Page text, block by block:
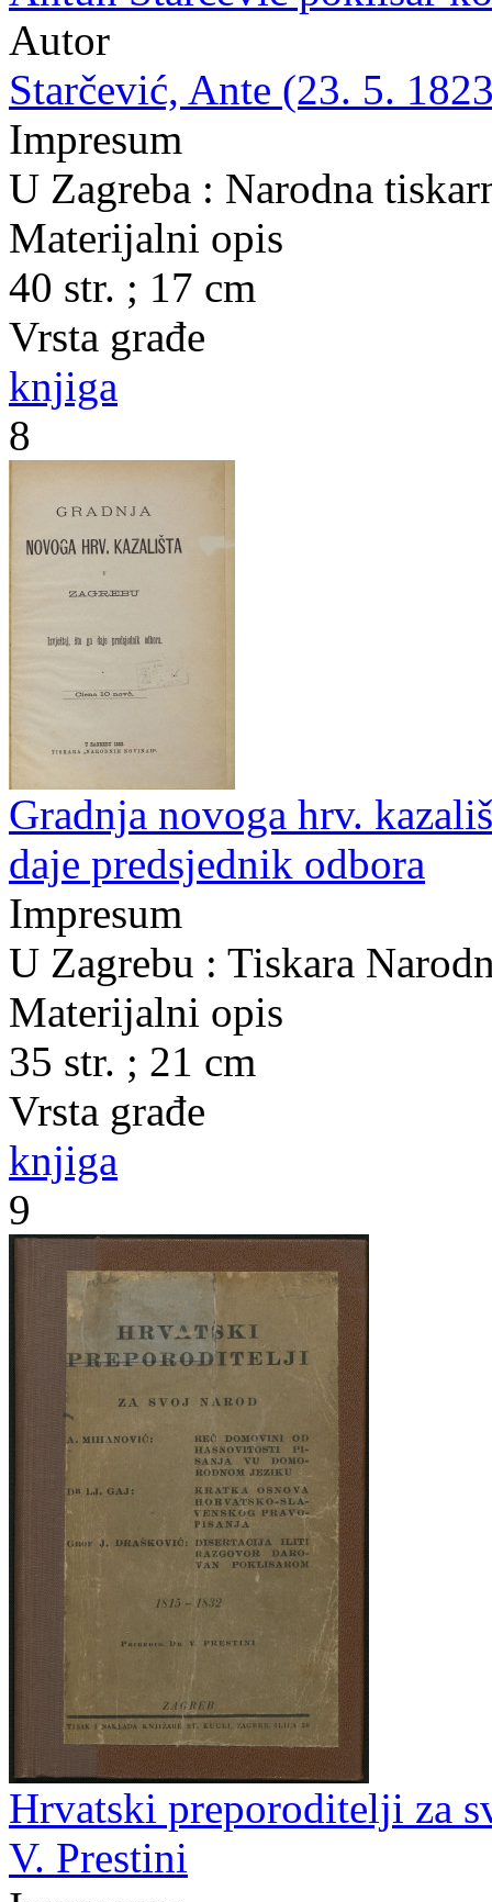
Autor
Starčević, Ante (23. 5.
Impresum
U Zagreba : Narodna
Materijalni opis
40 str. ; 17 cm
Vrsta građe
knjiga
8
Gradnja novoga hrv.
daje predsjednik odbora
Impresum
U Zagrebu : Tiskara
Materijalni opis
35 str. ; 21 cm
Vrsta građe
knjiga
9
Hrvatski preporoditelji za
V. Prestini